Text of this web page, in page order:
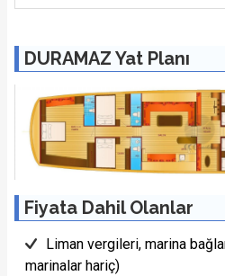
DURAMAZ Yat Planı
Fiyata Dahil Olanlar
Liman vergileri, marina
marinalar hariç)